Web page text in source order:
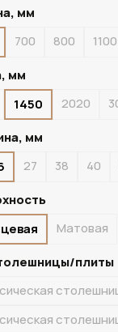
мм
700 800 1100
мм
1450 2020
мм
27 38 40
Матовая
плиты